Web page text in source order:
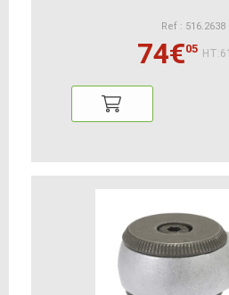
Ref : 516.2638
74€05